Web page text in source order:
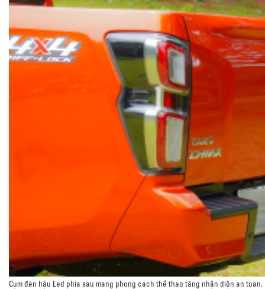
Cụm đèn hậu Led phía sau mang phong cách thể thao tăng nhận diện an toàn.